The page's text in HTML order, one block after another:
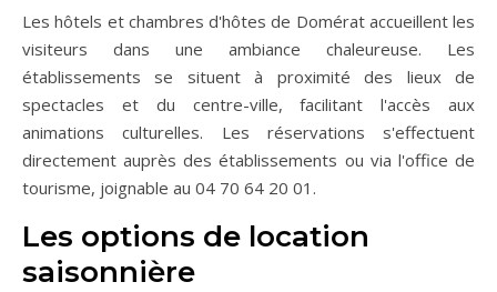
Les hôtels et chambres d'hôtes de Domérat accueillent les
visiteurs dans une ambiance chaleureuse. Les
établissements se situent à proximité des lieux de
spectacles et du centre-ville, facilitant l'accès aux
animations culturelles. Les réservations s'effectuent
directement auprès des établissements ou via l'office de
tourisme, joignable au 04 70 64 20 01.
Les options de location
saisonnière